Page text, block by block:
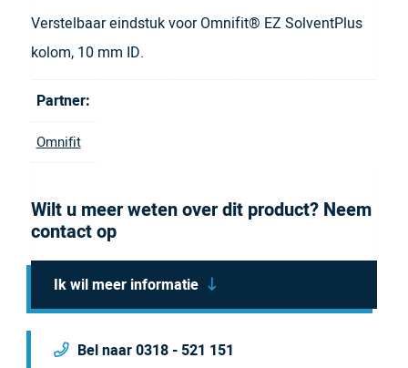
Verstelbaar eindstuk voor Omnifit® EZ SolventPlus
kolom, 10 mm ID.
Partner:
Omnifit
Wilt u meer weten over dit product? Neem
contact op
Ik wil meer informatie
Bel naar 0318 - 521 151